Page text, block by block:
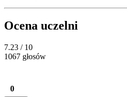
Ocena uczelni
7.23 / 10
1067 głosów
0